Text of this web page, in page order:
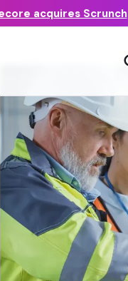
acquires Scrunch